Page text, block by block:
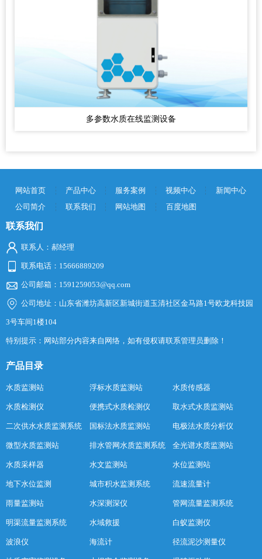
多参数水质在线监测设备
网站首页 产品中心 服务案例 视频中心
新闻中心
公司简介
联系我们 网站地图 百度地图
联系我们
联系人：郝经理
联系电话：15666889209
公司邮箱：1591259053@qq.com
公司地址：山东省潍坊高新区新城街道玉清社区金马路1号欧龙科技园
3号车间1楼104
特别提示：网站部分内容来自网络，如有侵权请联系管理员删除！
产品目录
水质监测站 浮标水质监测站 水质传感器
水质检测仪 便携式水质检测仪 取水式水质监测站
二次供水水质监测系统 国标法水质监测站 电极法水质分析仪
微型水质监测站 排水管网水质监测系统 全光谱水质监测站
水质采样器 水文监测站 水位监测站
地下水位监测 城市积水监测系统 流速流量计
雨量监测站 水深测深仪 管网流量监测系统
明渠流量监测系统 水域救援 白蚁监测仪
波浪仪 海流计 径流泥沙测量仪